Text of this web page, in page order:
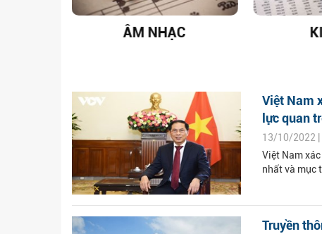
ÂM NHẠC
Việt Nam
lực quan
13/10/2022 |
Việt Nam
nhất và mục
Truyền